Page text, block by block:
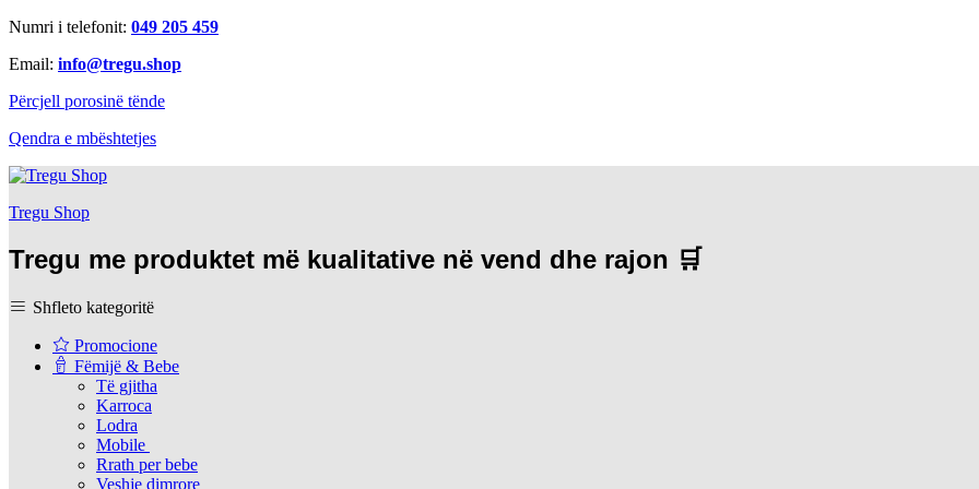
Numri i telefonit: 049 205 459
Email: info@tregu.shop
Përcjell porosinë tënde
Qendra e mbështetjes
Tregu Shop
Tregu me produktet më kualitative në vend dhe rajon 🛒
Shfleto kategoritë
Promocione
Fëmijë & Bebe
Të gjitha
Karroca
Lodra
Mobile
Rrath per bebe
Veshje dimrore